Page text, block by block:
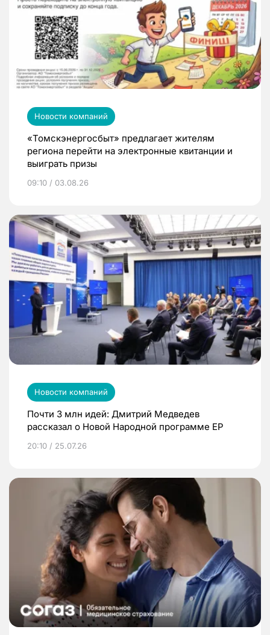
Новости компаний
«Томскэнергосбыт» предлагает жителям
региона перейти на электронные квитанции и
выиграть призы
09:10 / 03.08.26
Новости компаний
Почти 3 млн идей: Дмитрий Медведев
рассказал о Новой Народной программе ЕР
20:10 / 25.07.26